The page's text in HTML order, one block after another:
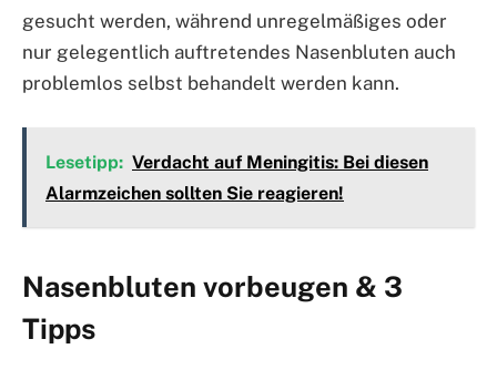
gesucht werden, während unregelmäßiges oder
nur gelegentlich auftretendes Nasenbluten auch
problemlos selbst behandelt werden kann.
Lesetipp: Verdacht auf Meningitis: Bei diesen
Alarmzeichen sollten Sie reagieren!
Nasenbluten vorbeugen & 3
Tipps